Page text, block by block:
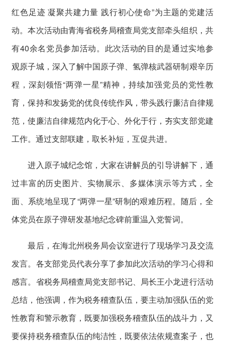
红色足迹 凝聚共建力量 践行初心使命”为主题的党建活
动。本次活动由青海省税务局稽查局党支部牵头组织，共
有40余名党员参加活动。此次活动的目的是通过实地参
观原子城，深入了解中国原子弹、氢弹核武器研制艰辛历
程，深刻领悟“两弹一星”精神，持续加强党员的党性教
育，保持和发扬党的优良传统作风，带头践行廉洁自律规
范，使廉洁自律规范内化于心、外化于行，夯实支部党建
工作。通过支部联建，取长补短，互促共进。
进入原子城纪念馆，大家在讲解员的引导讲解下，通
过丰富的历史图片、实物展示、多媒体演示等方式，全
面、系统地呈现了“两弹一星”研制的艰难历程。随后，全
体党员在原子弹研发基地纪念碑前重温入党誓词。
最后，在海北州税务局会议室进行了现场学习及交流
发言。各支部党员代表分享了参加此次活动的学习心得和
感言。省税务局稽查局党支部书记、局长王小龙进行活动
总结，他强调，作为税务稽查队伍，要主动加强队伍的党
性教育和警示教育，既要加强税务稽查队伍的战斗力，又
要保持税务稽查队伍的纯洁性，既要依法依规查案子，也